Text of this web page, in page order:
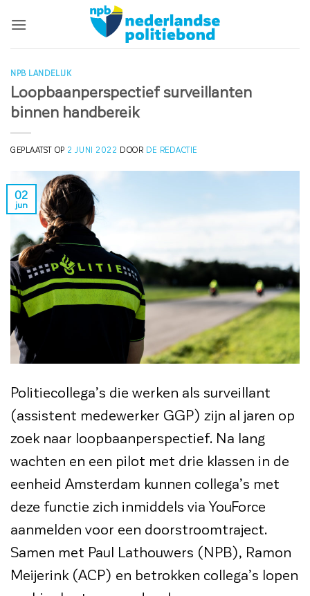
naar
NPB LANDELIJK
Loopbaanperspectief surveillanten
binnen handbereik
GEPLAATST OP 2 JUNI 2022 DOOR DE REDACTIE
02
jun
Politiecollega’s die werken als surveillant
(assistent medewerker GGP) zijn al jaren op
zoek naar loopbaanperspectief. Na lang
wachten en een pilot met drie klassen in de
eenheid Amsterdam kunnen collega’s met
deze functie zich inmiddels via YouForce
aanmelden voor een doorstroomtraject.
Samen met Paul Lathouwers (NPB), Ramon
Meijerink (ACP) en betrokken collega’s lopen